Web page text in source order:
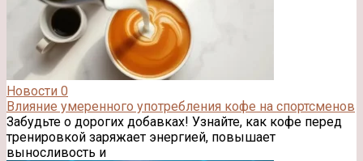
Новости 0
Влияние умеренного употребления кофе на спортсменов
Забудьте о дорогих добавках! Узнайте, как кофе перед
тренировкой заряжает энергией, повышает
выносливость и